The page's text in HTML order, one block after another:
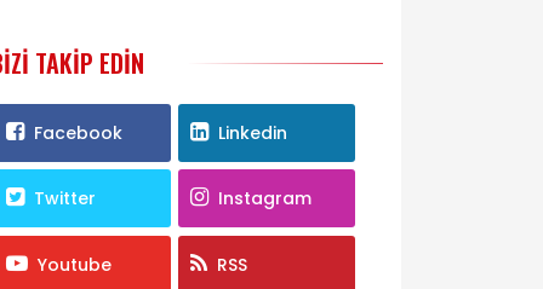
TAKIP EDIN
Facebook Linkedin
Twitter Instagram
Youtube RSS